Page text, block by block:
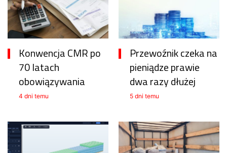
Konwencja CMR po
70 latach
obowiązywania
4 dni temu
Przewoźnik czeka na
pieniądze prawie
dwa razy dłużej
5 dni temu